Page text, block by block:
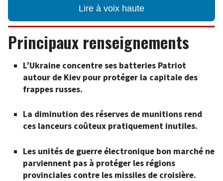
Lire à voix haute
Principaux renseignements
L’Ukraine concentre ses batteries Patriot
autour de Kiev pour protéger la capitale des
frappes russes.
La diminution des réserves de munitions rend
ces lanceurs coûteux pratiquement inutiles.
Les unités de guerre électronique bon marché ne
parviennent pas à protéger les régions
provinciales contre les missiles de croisière.